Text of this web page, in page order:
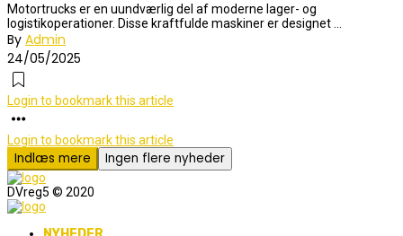
Motortrucks er en uundværlig del af moderne lager- og
logistikoperationer. Disse kraftfulde maskiner er designet ...
By Admin
24/05/2025
Login to bookmark this article
Login to bookmark this article
Indlæs mere Ingen flere nyheder
DVreg5 © 2020